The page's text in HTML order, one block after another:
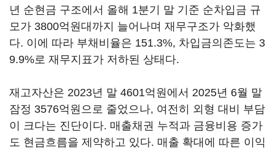
년 순현금 구조에서 올해 1분기 말 기준 순차입금 규
모가 3800억원대까지 늘어나며 재무구조가 악화했
다. 이에 따라 부채비율은 151.3%, 차입금의존도는 3
9.9%로 재무지표가 저하된 상태다.
재고자산은 2023년 말 4601억원에서 2025년 6월 말
잠정 3576억원으로 줄었으나, 여전히 외형 대비 부담
이 크다는 진단이다. 매출채권 누적과 금융비용 증가
도 현금흐름을 제약하고 있다. 매출 확대에 따른 이익